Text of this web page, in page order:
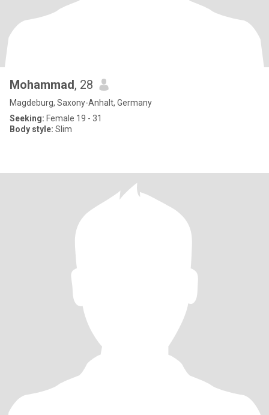
Mohammad, 28
Magdeburg, Saxony-Anhalt, Germany
Seeking: Female 19 - 31
Body style: Slim